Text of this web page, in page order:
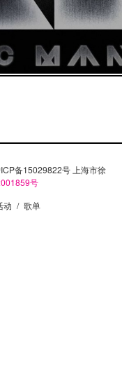
备15029822号 上海市徐
号
动 / 歌单